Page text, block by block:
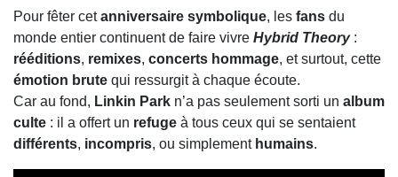
Pour fêter cetanniversaire symbolique, les fans du
monde entier continuent de faire vivre Hybrid Theory:
rééditions, remixes, concerts hommage, et surtout, cette
émotion brute qui ressurgit à chaque écoute.
Car au fond, Linkin Park n’a pas seulement sorti un album
culte : il a offert un refuge à tous ceux qui se sentaient
différents, incompris, ou simplement humains.